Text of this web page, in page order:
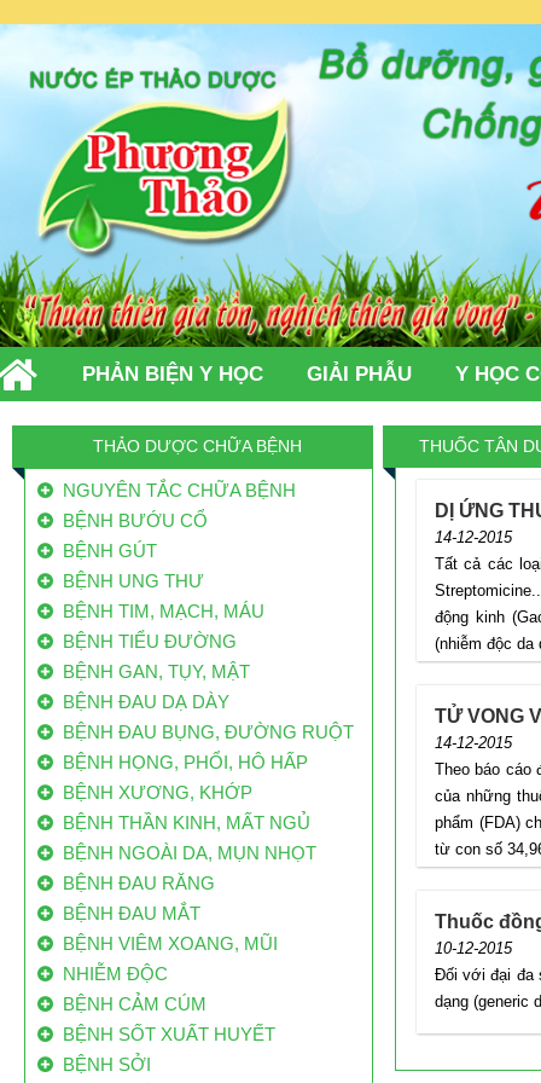
PHẢN BIỆN Y HỌC GIẢI PHẪU Y HỌC
TỨC LIÊN HỆ
THẢO DƯỢC CHỮA BỆNH
NGUYÊN TẮC CHỮA BỆNH
BỆNH BƯỚU CỔ
BỆNH GÚT
BỆNH UNG THƯ
BỆNH TIM, MẠCH, MÁU
BỆNH TIỂU ĐƯỜNG
BỆNH GAN, TỤY, MẬT
BỆNH ĐAU DẠ DÀY
BỆNH ĐAU BỤNG, ĐƯỜNG RUỘT
BỆNH HỌNG, PHỔI, HÔ HẤP
BỆNH XƯƠNG, KHỚP
BỆNH THẦN KINH, MẤT NGỦ
BỆNH NGOÀI DA, MỤN NHỌT
BỆNH ĐAU RĂNG
BỆNH ĐAU MẮT
BỆNH VIÊM XOANG, MŨI
NHIỄM ĐỘC
BỆNH CẢM CÚM
BỆNH SỐT XUẤT HUYẾT
BỆNH SỞI
80% BỆNH NHÂN UNG THƯ VN ĐẾN BỆNH
VIỆN Ở GIAI ĐOẠN CUỐI
Mỗi năm VN có 200 ngàn bệnh nhân ung thư
mới, 70 ngàn người bệnh ung thư tử vong.
Trong đó, đến 80% bệnh nhân ung thư ở VN
đến bệnh viện khi bệnh đã ở giai đoạn muộn.
Việt Nam có 160.000 ca ung thư/năm: Vì
sao ăn bẩn, độc
Mỗi năm Việt Nam có từ 130 nghìn đến 160
nghìn trường hợp mắc mới, trong đó có
khoảng 85 nghìn đến 115 nghìn người tử vong
do căn bệnh này.
Công bố danh sách “làng ung thư”
THUỐC TÂN
DỊ ỨNG
14-12-2015
Tất cả các
động kinh
(nhiễm độc da
TỬ VONG
14-12-2015
Theo báo cáo
của những
phẩm (FDA)
từ con số
Thuốc
10-12-2015
Đối với đại đa
dạng (generic